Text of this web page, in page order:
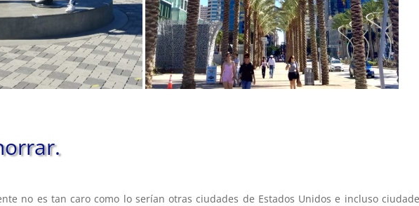
no es tan caro como lo serían otras ciudades de Estados Unidos e incluso